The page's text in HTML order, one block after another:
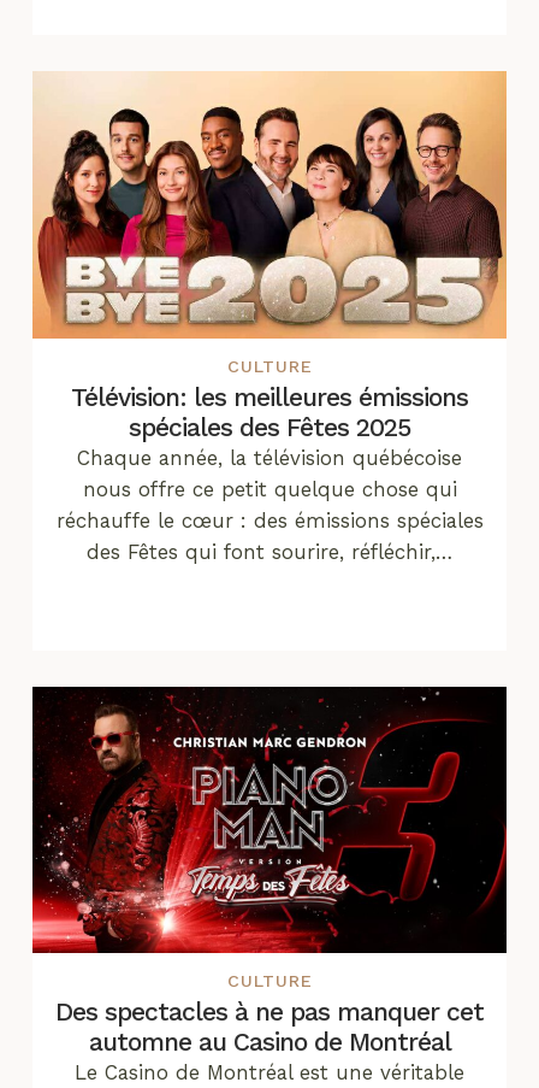
CULTURE
Télévision: les meilleures émissions
spéciales des Fêtes 2025
Chaque année, la télévision québécoise
nous offre ce petit quelque chose qui
réchauffe le cœur : des émissions spéciales
des Fêtes qui font sourire, réfléchir,…
CULTURE
Des spectacles à ne pas manquer cet
automne au Casino de Montréal
Le Casino de Montréal est une véritable